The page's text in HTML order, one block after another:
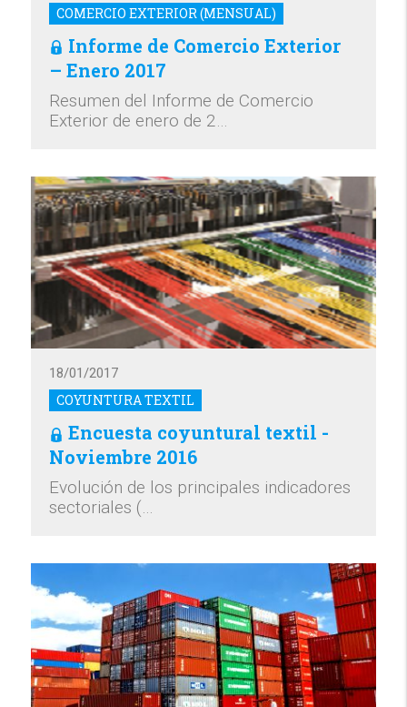
COMERCIO EXTERIOR (MENSUAL)
Informe de Comercio Exterior
– Enero 2017
Resumen del Informe de Comercio
Exterior de enero de 2…
COYUNTURA TEXTIL
18/01/2017
Encuesta coyuntural textil -
Noviembre 2016
Evolución de los principales indicadores
sectoriales (…